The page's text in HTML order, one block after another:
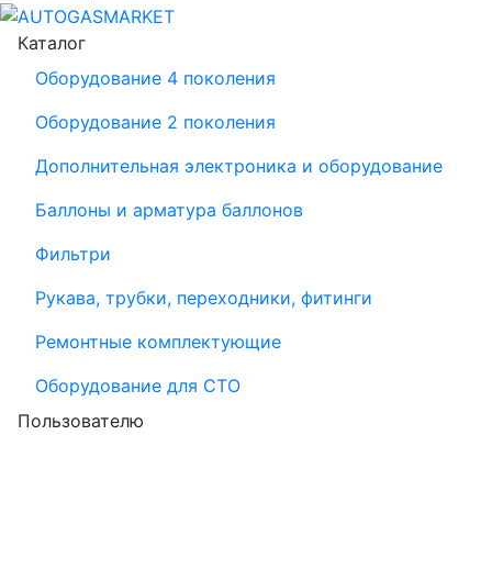
Каталог
Оборудование 4 поколения
Оборудование 2 поколения
Дополнительная электроника и оборудование
Баллоны и арматура баллонов
Фильтри
Рукава, трубки, переходники, фитинги
Ремонтные комплектующие
Оборудование для СТО
Пользователю